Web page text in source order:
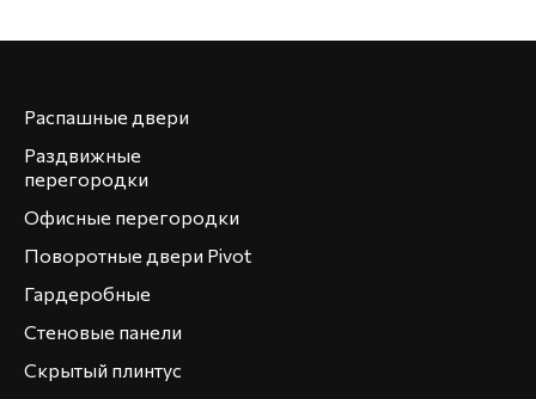
Распашные двери
Раздвижные
перегородки
Офисные перегородки
Поворотные двери Pivot
Гардеробные
Стеновые панели
Скрытый плинтус